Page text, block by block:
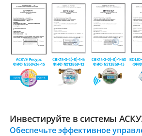
Инвестируйте в системы
Обеспечьте эффективное